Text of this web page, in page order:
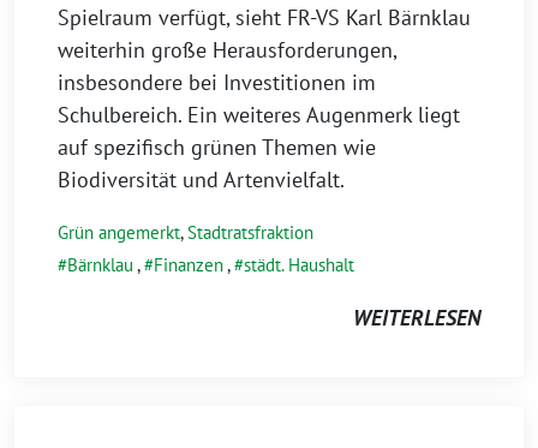
Spielraum verfügt, sieht FR-VS Karl Bärnklau
weiterhin große Herausforderungen,
insbesondere bei Investitionen im
Schulbereich. Ein weiteres Augenmerk liegt
auf spezifisch grünen Themen wie
Biodiversität und Artenvielfalt.
Grün angemerkt,Stadtratsfraktion
Bärnklau , Finanzen, städt. Haushalt
WEITERLESEN